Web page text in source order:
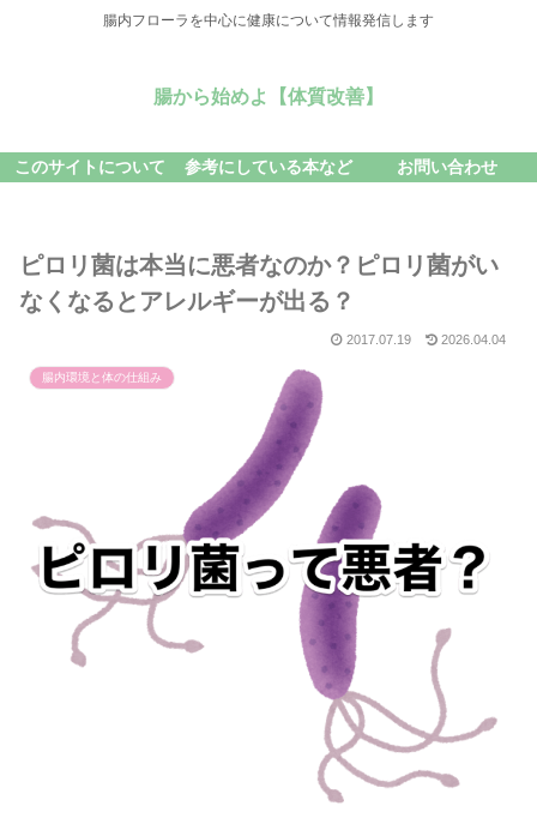
腸内フローラを中心に健康について情報発信します
腸から始めよ【体質改善】
このサイトについて 参考にしている本など お問い合わせ
ピロリ菌は本当に悪者なのか？ピロリ菌がい
なくなるとアレルギーが出る？
2017.07.19 2026.04.04
腸内環境と体の仕組み